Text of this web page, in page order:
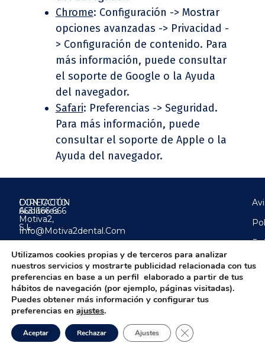
Chrome: Configuración -> Mostrar
opciones avanzadas -> Privacidad -
> Configuración de contenido. Para
más información, puede consultar
el soporte de Google o la Ayuda
del navegador.
Safari: Preferencias -> Seguridad.
Para más información, puede
consultar el soporte de Apple o la
Ayuda del navegador.
DIRECCIÓN
Auditores
Motiva2,
S.L.
Garibay,
4 - 1º B
28007
-
Madrid
CONTACTO
663 666 666
Info@motiva2dental.com
© 2024 – Auditores Motiva2, S.L | Hecho a mano y con
mucho
por UNBUENPLAN GROUP
Utilizamos cookies propias y de terceros para analizar
nuestros servicios y mostrarte publicidad relacionada con tus
preferencias en base a un perfil elaborado a partir de tus
hábitos de navegación (por ejemplo, páginas visitadas).
Puedes obtener más información y configurar tus
preferencias en ajustes.
Aceptar Rechazar Ajustes Cerrar el banner de